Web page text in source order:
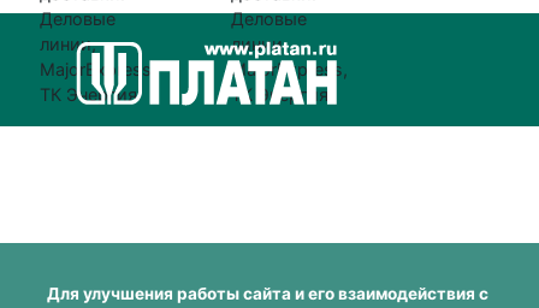
Деловые
линии,
MajorExpress,
ТК Энергия
Деловые
линии,
MajorExpress,
ТК Энергия
Для улучшения работы сайта и его взаимодействия с